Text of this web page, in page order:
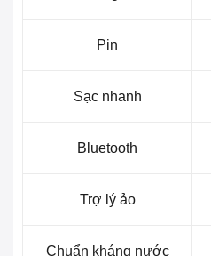
Pin
Sạc nhanh
Bluetooth
Trợ lý ảo
Chuẩn kháng nước